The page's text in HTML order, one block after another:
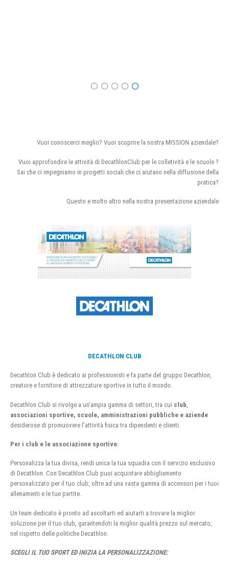
Vuoi conoscerci meglio? Vuoi scoprire la nostra MISSION aziendale?
Vuoi approfondire le attività di DecathlonClub per le colletività e le scuole ?
Sai che ci impegniamo in progetti sociali che ci aiutano nella diffusione della
pratica?
Questo e molto altro nella nostra presentazione aziendale
DECATHLON CLUB
Decathlon Club è dedicato ai professionisti e fa parte del gruppo Decathlon,
creatore e fornitore di attrezzature sportive in tutto il mondo.
Decathlon Club si rivolge a un’ampia gamma di settori, tra cui club
associazioni sportive, scuole, amministrazioni pubbliche e aziende
desiderose di promuovere l’attività fisica tra dipendenti e clienti.
Per i club e le associazione sportive:
Personalizza la tua divisa, rendi unica la tua squadra con il servizio esclusivo
di Decathlon. Con Decathlon Club puoi acquistare abbigliamento
personalizzato per il tuo club, oltre ad una vasta gamma di accessori per i tuoi
allenamenti e le tue partite.
Un team dedicato è pronto ad ascoltarti ed aiutarti a trovare la miglior
soluzione per il tuo club, garantendoti la miglior qualità prezzo sul mercato,
nel rispetto delle politiche Decathlon.
SCEGLI IL TUO SPORT ED INIZIA LA PERSONALIZZAZIONE: